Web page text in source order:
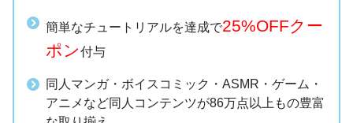
簡単なチュートリアルを達成で25%OFFクー
ポン付与
同人マンガ・ボイスコミック・ASMR・ゲーム・
アニメなど同人コンテンツが86万点以上もの豊富